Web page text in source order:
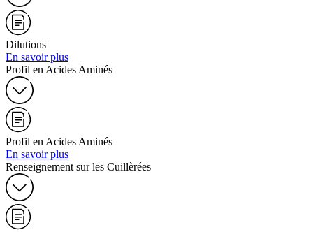
Dilutions
En savoir plus
Profil en Acides Aminés
Profil en Acides Aminés
En savoir plus
Renseignement sur les Cuillèrées